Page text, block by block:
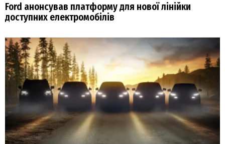
Ford анонсував платформу для нової лінійки
доступних електромобілів